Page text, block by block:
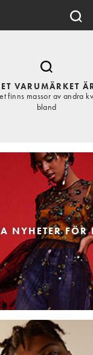
VARUMÄRKET
finns massor av andra
bland
NYHETER FÖR